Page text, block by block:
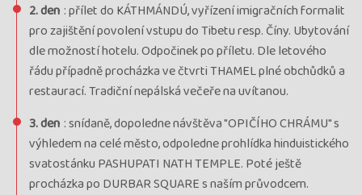
2. den : přílet do KÁTHMÁNDÚ, vyřízení imigračních formalit
pro zajištění povolení vstupu do Tibetu resp. Číny. Ubytování
dle možností hotelu. Odpočinek po příletu. Dle letového
řádu případně procházka ve čtvrti THAMEL plné obchůdků a
restaurací. Tradiční nepálská večeře na uvítanou.
3. den : snídaně, dopoledne návštěva "OPIČÍHO CHRÁMU" s
výhledem na celé město, odpoledne prohlídka hinduistického
svatostánku PASHUPATI NATH TEMPLE. Poté ještě
procházka po DURBAR SQUARE s naším průvodcem.